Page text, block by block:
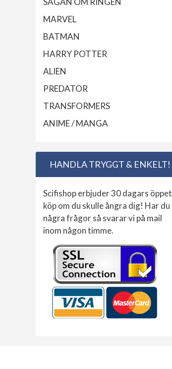
MARVEL
BATMAN
HARRY POTTER
ALIEN
PREDATOR
TRANSFORMERS
ANIME / MANGA
HANDLA TRYGGT & ENKELT!
Scifishop erbjuder 30 dagars öppet
köp om du skulle ångra dig! Har du
några frågor så svarar vi på mail
inom någon timme.